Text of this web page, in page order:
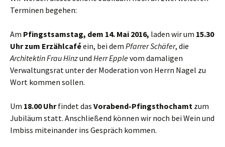
Terminen begehen:
Am Pfingstsamstag, dem 14. Mai 2016, laden wir um 15.30
Uhr zum Erzählcaféein, bei dem Pfarrer Schäfer, die
Architektin Frau Hinzund Herr Epplevom damaligen
Verwaltungsrat unter der Moderation von Herrn Nagel zu
Wort kommen sollen.
Um 18.00 Uhrfindet das Vorabend-Pfingsthochamt zum
Jubiläum statt. Anschließend können wir noch bei Wein und
Imbiss miteinander ins Gespräch kommen.